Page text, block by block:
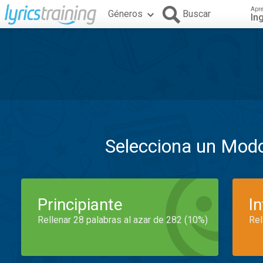
Géneros Buscar
Selecciona un
Principiante
Rellenar 28 palabras al azar de 282 (10%)